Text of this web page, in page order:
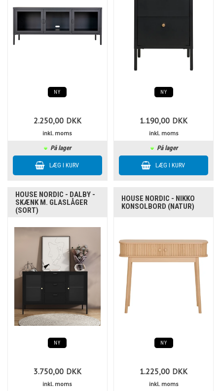
NY
2.250,00 DKK
inkl. moms
På lager
NY
1.190,00 DKK
inkl. moms
På lager
HOUSE NORDIC - DALBY -
SKÆNK M. GLASLÅGER
(SORT)
NY
3.750,00 DKK
inkl. moms
HOUSE NORDIC - NIKKO
KONSOLBORD (NATUR)
NY
1.225,00 DKK
inkl. moms